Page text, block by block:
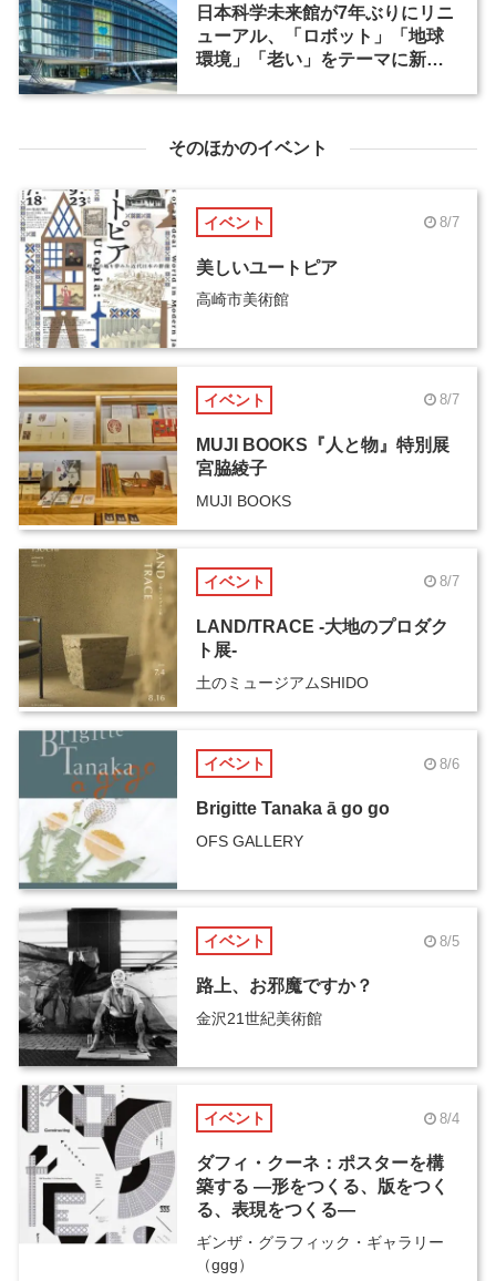
日本科学未来館が7年ぶりにリニ
ューアル、「ロボット」「地球
環境」「老い」をテーマに新常
そのほかのイベント
イベント 8/7
美しいユートピア
高崎市美術館
イベント 8/7
MUJI BOOKS『人と物』特別展
宮脇綾子
MUJI BOOKS
イベント 8/7
LAND/TRACE -大地のプロダク
ト展-
土のミュージアムSHIDO
イベント 8/6
Brigitte Tanaka ā go go
OFS GALLERY
イベント 8/5
路上、お邪魔ですか？
金沢21世紀美術館
イベント 8/4
ダフィ・クーネ：ポスターを構
築する ―形をつくる、版をつく
る、表現をつくる―
ギンザ・グラフィック・ギャラリー
（ggg）